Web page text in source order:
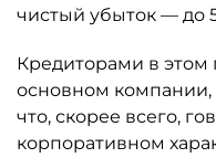
чистый убыток — до
Кредиторами в этом
основном компании,
что, скорее всего,
корпоративном